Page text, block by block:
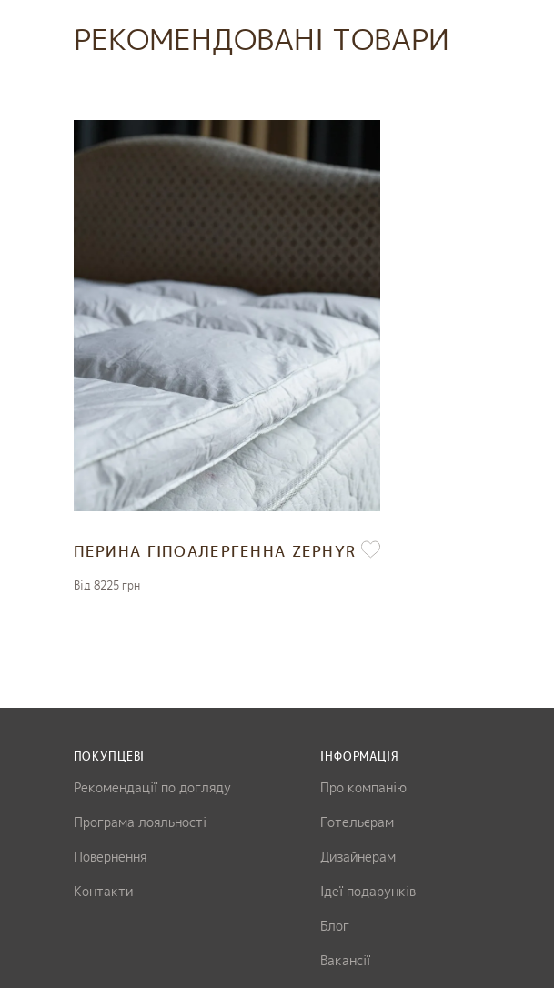
РЕКОМЕНДОВАНІ ТОВАРИ
ПЕРИНА ГІПОАЛЕРГЕННА ZEPHYR
Вiд 8225 грн
ПОКУПЦЕВІ
Рекомендації по догляду
Програма лояльності
Повернення
Контакти
ІНФОРМАЦІЯ
Про компанію
Готельєрам
Дизайнерам
Ідеї подарунків
Блог
Вакансії